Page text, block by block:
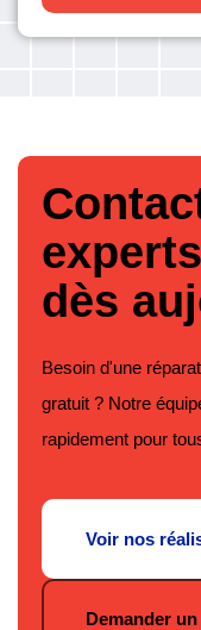
dès
Besoin d'une
gratuit ? Notre
rapidement pour
Voir nos
Demander